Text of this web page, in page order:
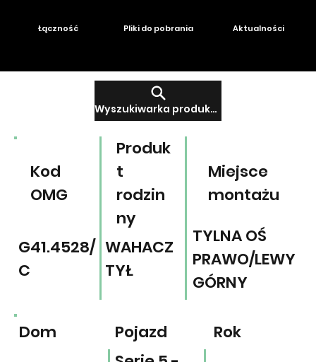
Wyszukiwarka produktów
Łączność Pliki do pobrania Aktualności
Miejsce
montażu
Produk
t
rodzin
ny
Kod
OMG
TYLNA OŚ
PRAWO/LEWY
GÓRNY
WAHACZ
TYŁ
G41.4528/
C
Pojazd Rok
Dom